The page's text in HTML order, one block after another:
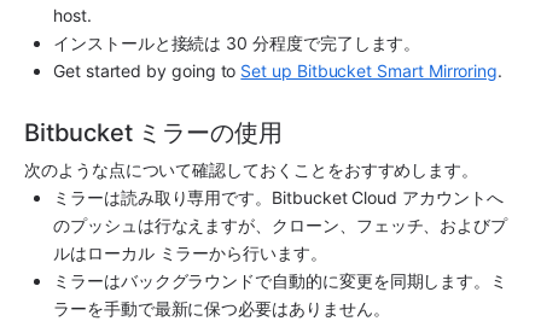
host.
インストールと接続は 30 分程度で完了します。
Get started by going to Set up Bitbucket Smart Mirroring.
Bitbucket ミラーの使用
次のような点について確認しておくことをおすすめします。
ミラーは読み取り専用です。Bitbucket Cloud アカウントへ
のプッシュは行なえますが、クローン、フェッチ、およびプ
ルはローカル ミラーから行います。
ミラーはバックグラウンドで自動的に変更を同期します。ミ
ラーを手動で最新に保つ必要はありません。